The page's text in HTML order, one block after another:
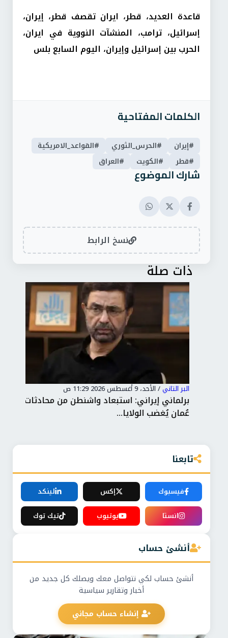
قاعدة العديد، قطر، ايران تقصف قطر، إيران،
إسرائيل، ترامب، المنشآت النووية في ايران،
الحرب بين إسرائيل وإيران، اليوم السابع بلس
الكلمات المفتاحية
#إيران #الحرس_الثوري
#القواعد_الامريكية
#قطر
#الكويت #العراق
شارك الموضوع
نسخ الرابط
ذات صلة
البر التاني/ الأحد، 9 أغسطس 2026 11:29 ص
برلماني إيراني: استبعاد واشنطن من محادثات
عُمان يُغضب الولايا...
تابعنا
فيسبوك إكس
لينكد
انستا
يوتيوب تيك توك
أنشئ حساب
أنشئ حساب لكي نتواصل معك ويصلك كل جديد من
أخبار وتقارير سياسية
إنشاء حساب مجاني